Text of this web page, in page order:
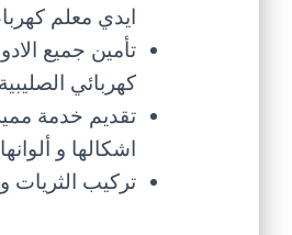
ايدي معلم
تأمين جميع
كهربائي
تقديم خدمة
اشكالها و
تركيب الثريات